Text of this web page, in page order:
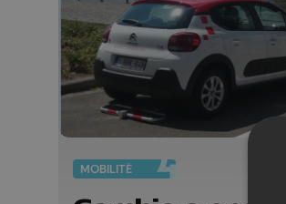
MOBILITÉ